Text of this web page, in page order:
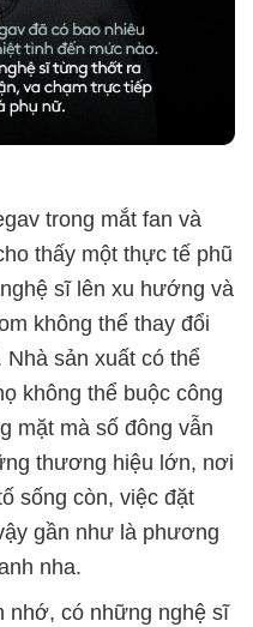
trong mắt fan và
thấy một thực tế phũ
sĩ lên xu hướng và
không thể thay đổi
sản xuất có thể
không thể buộc công
mặt mà số đông vẫn
thương hiệu lớn, nơi
sống còn, việc đặt
gần như là phương
nha.
nhớ, có những nghệ sĩ